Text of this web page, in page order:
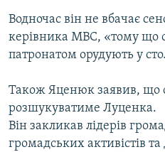
Водночас він не вбачає
керівника МВС, «тому що
патронатом орудують у
Також Яценюк заявив, що
розшукуватиме Луценка.
Він закликав лідерів
громадських активістів та